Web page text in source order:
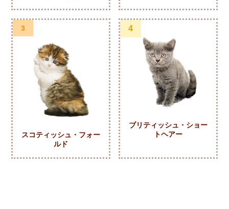
3
スコティッシュ・フォー
ルド
4
ブリティッシュ・ショー
トヘアー